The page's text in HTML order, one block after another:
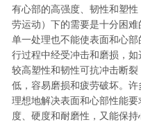
有心部的高强度、韧性和塑
劳运动）下的需要是十分困
单一处理也不能使表面和心
行过程中经受冲击和磨损，
较高塑性和韧性可抗冲击断
低，容易磨损和疲劳破坏。
理想地解决表面和心部性能
度、硬度和耐磨性，又能保